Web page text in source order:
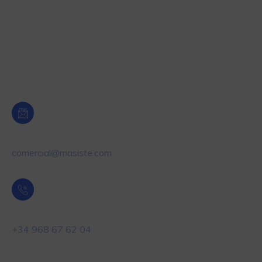
comercial@masiste.com
+34 968 67 62 04